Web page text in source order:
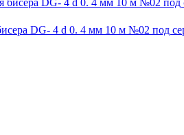
DG- 4 d 0. 4 мм 10 м №02 под